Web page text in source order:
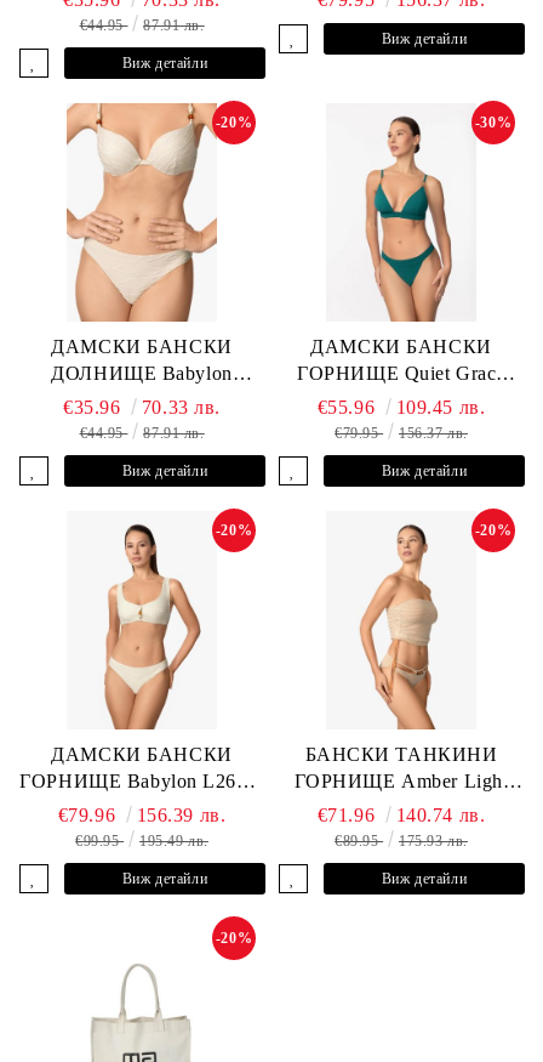
ANDRE
€44.95 87.91 лв.
Виж детайли
Виж детайли
ДАМСКИ БАНСКИ
ДОЛНИЩЕ Babylon
L2613-Z-MTB MARC &
ANDRE
-20%
€35.96 70.33 лв.
€44.95 87.91 лв.
Виж детайли
ДАМСКИ БАНСКИ
ГОРНИЩЕ Quiet Grace
L2607-Y-352 MARC &
ANDRE
-30%
€55.96 109.45 лв.
€79.95 156.37 лв.
Виж детайли
ДАМСКИ БАНСКИ
ГОРНИЩЕ Babylon L2613-
YP-682 MARC & ANDRE
-20%
€79.96 156.39 лв.
€99.95 195.49 лв.
Виж детайли
БАНСКИ ТАНКИНИ
ГОРНИЩЕ Amber Light
L2605-Y-803 MARC &
ANDRE
-20%
€71.96 140.74 лв.
€89.95 175.93 лв.
Виж детайли
-20%